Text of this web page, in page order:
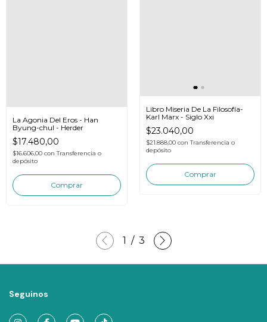
La Agonia Del Eros - Han
Byung-chul - Herder
$17.480,00
$16.606,00 con Transferencia o
depósito
Libro Miseria De La Filosofía-
Karl Marx - Siglo Xxi
$23.040,00
$21.888,00 con Transferencia o
depósito
1 / 3
Seguinos